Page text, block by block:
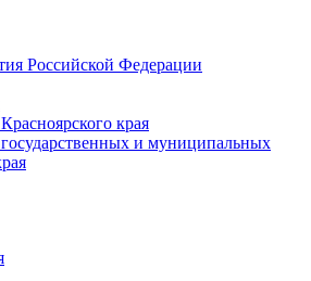
Российской Федерации
края
и муниципальных